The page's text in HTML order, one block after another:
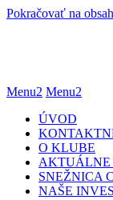
Pokračovať na obsah
Menu2 Menu2
ÚVOD
O KLUBE
SNEŽNICA
NAŠE